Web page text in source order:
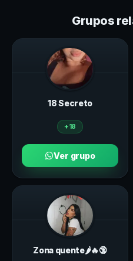
Grupos
18 Secreto
+18
Ver grupo
Zona quente🌶️🔥🔞